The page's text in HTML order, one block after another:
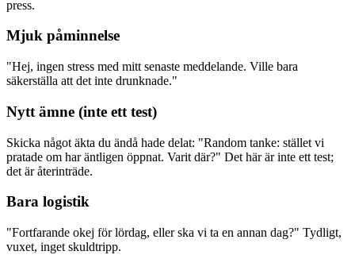
press.
Mjuk påminnelse
"Hej, ingen stress med mitt senaste meddelande. Ville bara
säkerställa att det inte drunknade."
Nytt ämne (inte ett test)
Skicka något äkta du ändå hade delat: "Random tanke: stället vi
pratade om har äntligen öppnat. Varit där?" Det här är inte ett test;
det är återinträde.
Bara logistik
"Fortfarande okej för lördag, eller ska vi ta en annan dag?" Tydligt,
vuxet, inget skuldtripp.